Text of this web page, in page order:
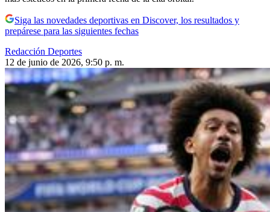
Siga las novedades deportivas en Discover, los resultados y
prepárese para las siguientes fechas
Redacción Deportes
12 de junio de 2026, 9:50 p. m.